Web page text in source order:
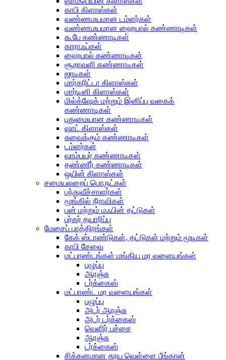
காபி கிளாஸ்கள்
வண்ணமயமான டம்ளர்கள்
வண்ணமயமான ஹைபால் கண்ணாடிகள்
கூபே கண்ணாடிகள்
காராஃப்கள்
ஹைபால் கண்ணாடிகள்
சூறாவளி கண்ணாடிகள்
ஜாடிகள்
மார்கரிட்டா கிளாஸ்கள்
மார்டினி கிளாஸ்கள்
மில்க்‌ஷேக் மற்றும் இனிப்பு வகைக்
கண்ணாடிகள்
புதுமையான கண்ணாடிகள்
ஷாட் கிளாஸ்கள்
சுவைக்கும் கண்ணாடிகள்
டம்ளர்கள்
வாம்பயர் கண்ணாடிகள்
தண்ணீர் கண்ணாடிகள்
ஒயின் கிளாஸ்கள்
சமையலறைப் பொருட்கள்
பந்துவீச்சாளர்கள்
மூங்கில் நீராவிகள்
பன் மற்றும் மஃபின் தட்டுகள்
பர்கர் தயாரிப்பு
மேசைப் பாத்திரங்கள்
கேக் ஸ்டாண்டுகள், தட்டுகள் மற்றும் மூடிகள்
காபி சேவை
மட்பாண்டங்கள் மங்கிய மர வளையங்கள்
பழுப்பு
ஆரஞ்சு
டர்க்கைஸ்
மட்பாண்ட மர வளையங்கள்
பழுப்பு
அடர் ஆரஞ்சு
அடர் டர்க்கைஸ்
வெளிர் பச்சை
ஆரஞ்சு
டர்க்கைஸ்
சிக்கனமான தூய வெள்ளை பீங்கான்